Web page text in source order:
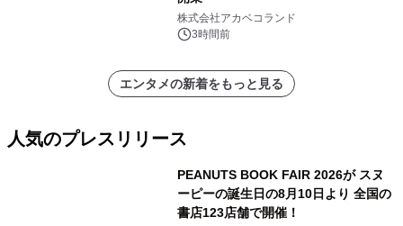
株式会社アカベコランド
3時間前
エンタメの新着をもっと見る
人気のプレスリリース
PEANUTS BOOK FAIR 2026が スヌ
ーピーの誕生日の8月10日より 全国の
書店123店舗で開催！